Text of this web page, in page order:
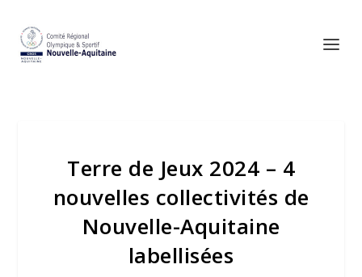
Terre de Jeux 2024 – 4
nouvelles collectivités de
Nouvelle-Aquitaine
labellisées